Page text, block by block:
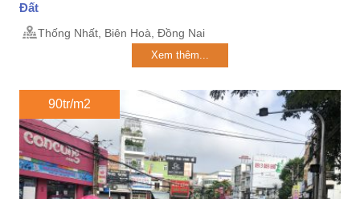
Đất
Thống Nhất, Biên Hoà, Đồng Nai
Xem thêm...
90tr/m2